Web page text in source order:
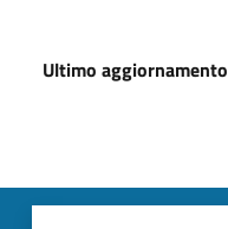
Ultimo aggiornamento